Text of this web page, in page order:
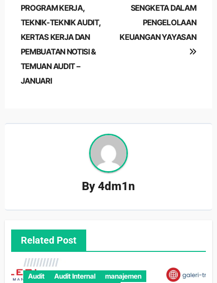
PROGRAM KERJA,
TEKNIK-TEKNIK AUDIT,
KERTAS KERJA DAN
PEMBUATAN NOTISI &
TEMUAN AUDIT –
JANUARI
SENGKETA DALAM
PENGELOLAAN
KEUANGAN YAYASAN
By4dm1n
Related Post
Audit Audit Internal
manajemen